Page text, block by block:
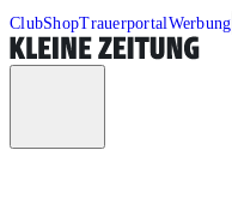
ClubShopTrauerportalWerbung